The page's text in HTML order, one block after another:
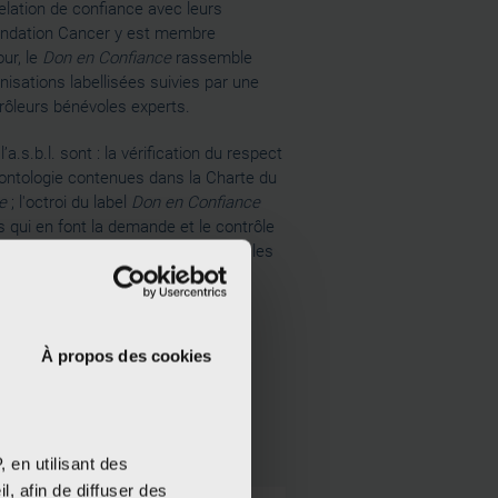
À propos des cookies
en utilisant des
afin de diffuser des
de confiance avec leurs
Cancer y est membre
le Don en Confiance rassemble
labellisées suivies par une
bénévoles experts.
sont : la vérification du respect
contenues dans la Charte du
; l'octroi du label Don en Confiance
qui en font la demande et le contrôle
des engagements auxquels les